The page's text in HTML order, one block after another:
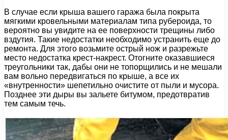
В случае если крыша вашего гаража была покрыта
мягкими кровельными материалам типа рубероида, то
вероятно вы увидите на ее поверхности трещины либо
вздутия. Такие недостатки необходимо устранить еще до
ремонта. Для этого возьмите острый нож и разрежьте
место недостатка крест-накрест. Отогните оказавшиеся
треугольники так, дабы они не топорщились и не мешали
вам вольно передвигаться по крыше, а все их
«внутренности» шепетильно очистите от пыли и мусора.
Позднее эти дыры вы зальете битумом, предотвратив
тем самым течь.